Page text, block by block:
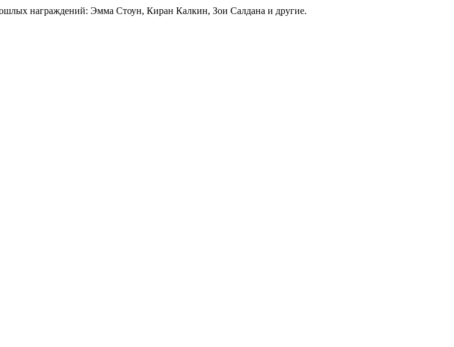
награждений: Эмма Стоун, Киран Калкин, Зои Салдана и другие.